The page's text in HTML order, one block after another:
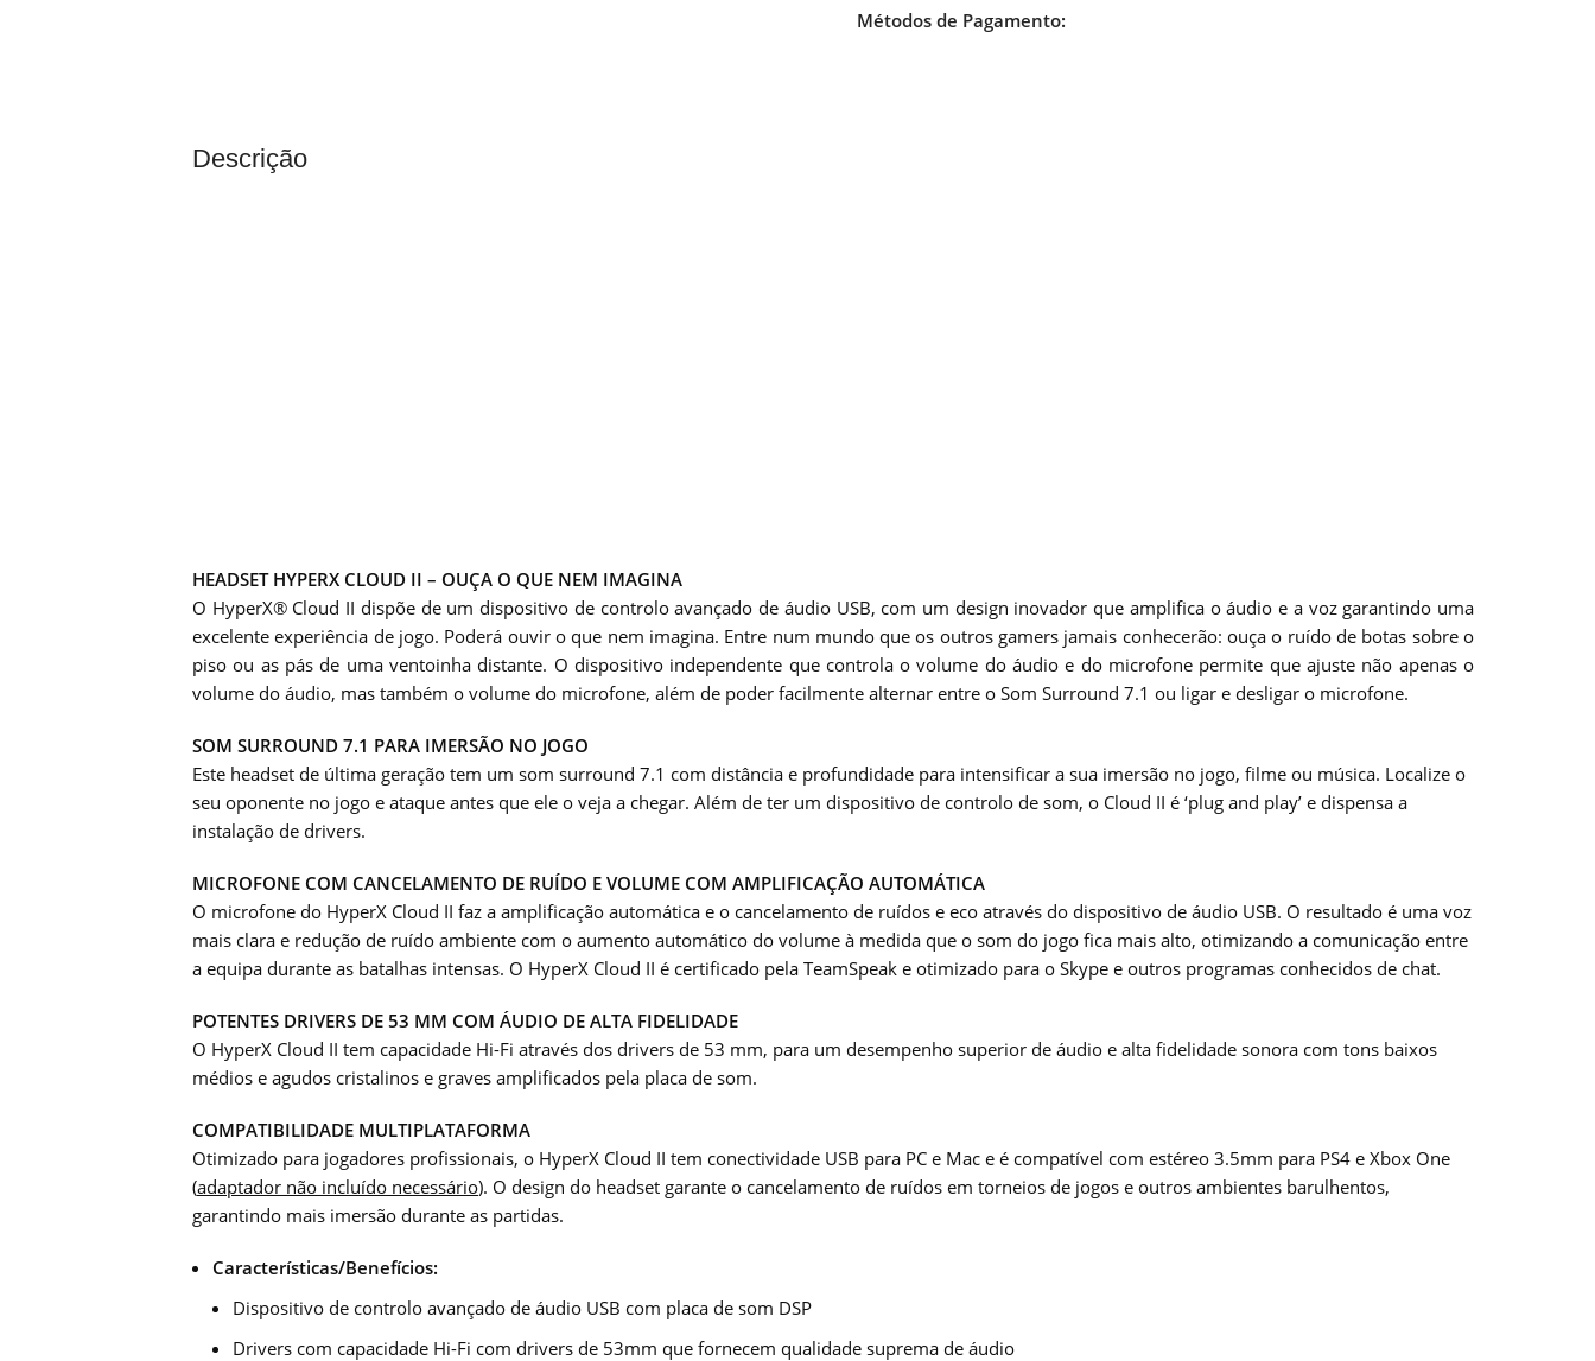
Métodos de Pagamento:
Descrição
HEADSET HYPERX CLOUD II – OUÇA O QUE NEM IMAGINA
O HyperX® Cloud II dispõe de um dispositivo de controlo avançado de áudio USB, com um design inovador que amplifica o áudio e a voz garantindo uma
excelente experiência de jogo. Poderá ouvir o que nem imagina. Entre num mundo que os outros gamers jamais conhecerão: ouça o ruído de botas sobre o
piso ou as pás de uma ventoinha distante. O dispositivo independente que controla o volume do áudio e do microfone permite que ajuste não apenas o
volume do áudio, mas também o volume do microfone, além de poder facilmente alternar entre o Som Surround 7.1 ou ligar e desligar o microfone.
SOM SURROUND 7.1 PARA IMERSÃO NO JOGO
Este headset de última geração tem um som surround 7.1 com distância e profundidade para intensificar a sua imersão no jogo, filme ou música. Localize o
seu oponente no jogo e ataque antes que ele o veja a chegar. Além de ter um dispositivo de controlo de som, o Cloud II é ‘plug and play’ e dispensa a
instalação de drivers.
MICROFONE COM CANCELAMENTO DE RUÍDO E VOLUME COM AMPLIFICAÇÃO AUTOMÁTICA
O microfone do HyperX Cloud II faz a amplificação automática e o cancelamento de ruídos e eco através do dispositivo de áudio USB. O resultado é uma voz
mais clara e redução de ruído ambiente com o aumento automático do volume à medida que o som do jogo fica mais alto, otimizando a comunicação entre
a equipa durante as batalhas intensas. O HyperX Cloud II é certificado pela TeamSpeak e otimizado para o Skype e outros programas conhecidos de chat.
POTENTES DRIVERS DE 53 MM COM ÁUDIO DE ALTA FIDELIDADE
O HyperX Cloud II tem capacidade Hi-Fi através dos drivers de 53 mm, para um desempenho superior de áudio e alta fidelidade sonora com tons baixos
médios e agudos cristalinos e graves amplificados pela placa de som.
COMPATIBILIDADE MULTIPLATAFORMA
Otimizado para jogadores profissionais, o HyperX Cloud II tem conectividade USB para PC e Mac e é compatível com estéreo 3.5mm para PS4 e Xbox One
(adaptador não incluído necessário). O design do headset garante o cancelamento de ruídos em torneios de jogos e outros ambientes barulhentos,
garantindo mais imersão durante as partidas.
Características/Benefícios:
Dispositivo de controlo avançado de áudio USB com placa de som DSP
Drivers com capacidade Hi-Fi com drivers de 53mm que fornecem qualidade suprema de áudio